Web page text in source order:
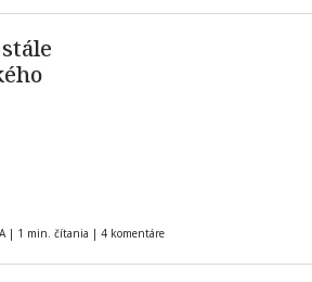
| 1 min. čítania | 4 komentáre